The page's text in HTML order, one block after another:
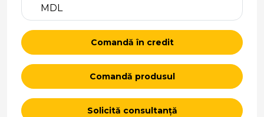
MDL
Comandă în credit
Comandă produsul
Solicită consultanță